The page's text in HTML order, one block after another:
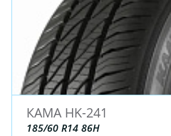
КАМА HK-241
185/60 R14 86H